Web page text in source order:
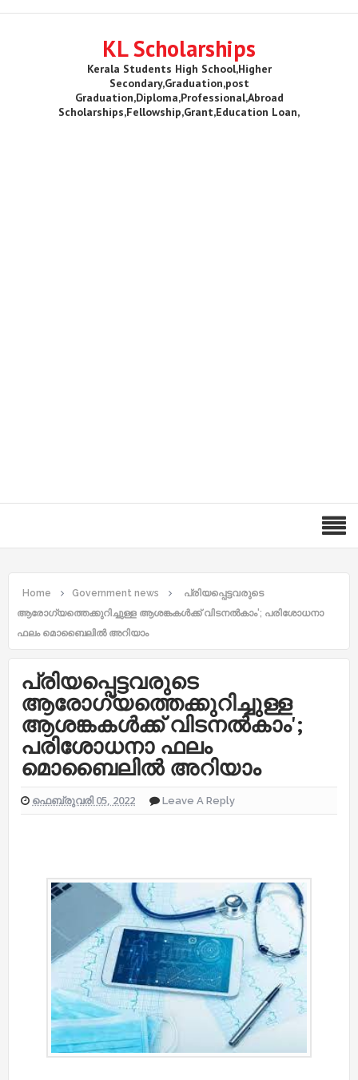
KL Scholarships
Kerala Students High School,Higher
Secondary,Graduation,post
Graduation,Diploma,Professional,Abroad
Scholarships,Fellowship,Grant,Education Loan,
Home Government news
പ്രിയപ്പെട്ടവരുടെ
ആരോഗ്യത്തെക്കുറിച്ചുള്ള ആശങ്കകള്‍ക്ക്​ വിടനല്‍കാം'; പരിശോധനാ
ഫലം മൊബൈലില്‍ അറിയാം
പ്രിയപ്പെട്ടവരുടെ
ആരോഗ്യത്തെക്കുറിച്ചുള്ള
ആശങ്കകള്‍ക്ക്​ വിടനല്‍കാം';
പരിശോധനാ ഫലം
മൊബൈലില്‍ അറിയാം
ഫെബ്രുവരി 05, 2022 Leave A Reply